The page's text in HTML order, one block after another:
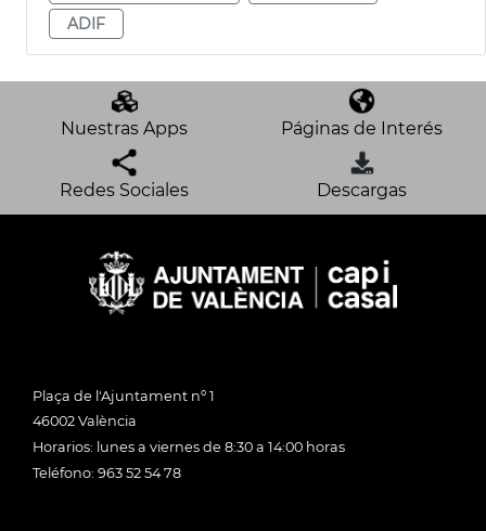
ADIF
Nuestras Apps Páginas de Interés
Redes Sociales Descargas
Plaça de l'Ajuntament nº 1
46002 València
Horarios: lunes a viernes de 8:30 a 14:00 horas
Teléfono: 963 52 54 78